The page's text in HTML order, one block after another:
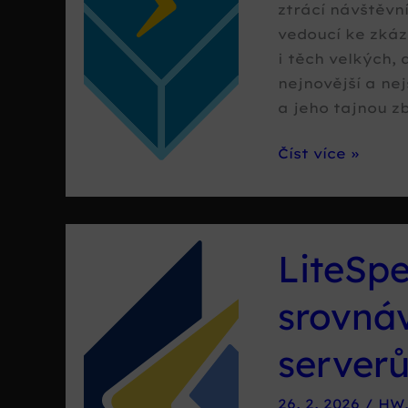
ztrácí
vedoucí ke
i těch velkých,
nejnovější a
a jeho tajnou
LSCache:
zbraň
LiteSpeed
Číst více »
serverů
26. 2. 2026 / HW,